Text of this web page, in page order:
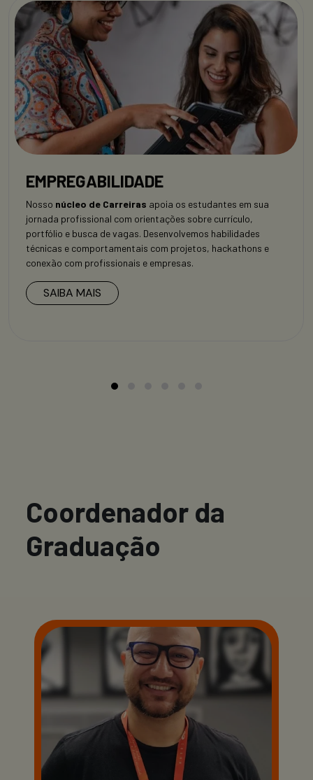
EMPREGABILIDADE
Nosso núcleo de Carreiras apoia os estudantes em sua
jornada profissional com orientações sobre currículo,
portfólio e busca de vagas. Desenvolvemos habilidades
técnicas e comportamentais com projetos, hackathons e
conexão com profissionais e empresas.
SAIBA MAIS
Coordenador da
Graduação